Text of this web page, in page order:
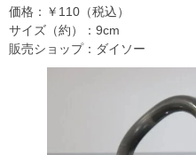
価格：￥110（税込）
サイズ（約）：9cm
販売ショップ：ダイソー